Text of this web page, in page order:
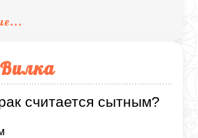
считается сытным?